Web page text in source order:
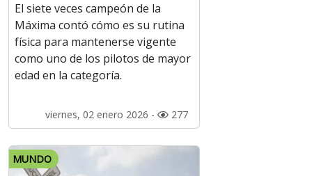
El siete veces campeón de la
Máxima contó cómo es su rutina
física para mantenerse vigente
como uno de los pilotos de mayor
edad en la categoría.
viernes, 02 enero 2026 - 277
MUNDO